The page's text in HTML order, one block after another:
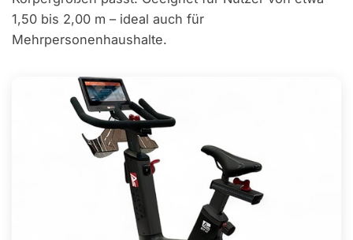
1,50 bis 2,00 m – ideal auch für
Mehrpersonenhaushalte.